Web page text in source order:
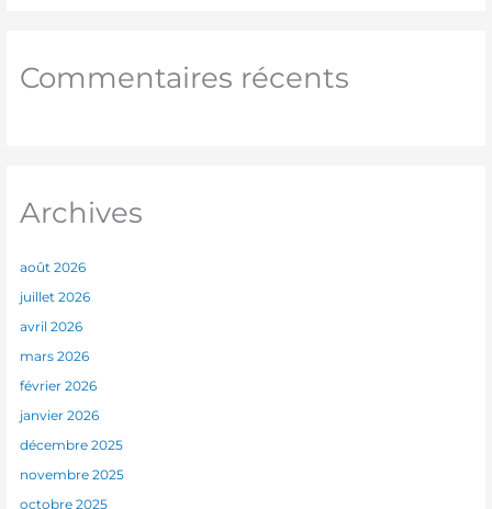
Commentaires récents
Archives
août 2026
juillet 2026
avril 2026
mars 2026
février 2026
janvier 2026
décembre 2025
novembre 2025
octobre 2025